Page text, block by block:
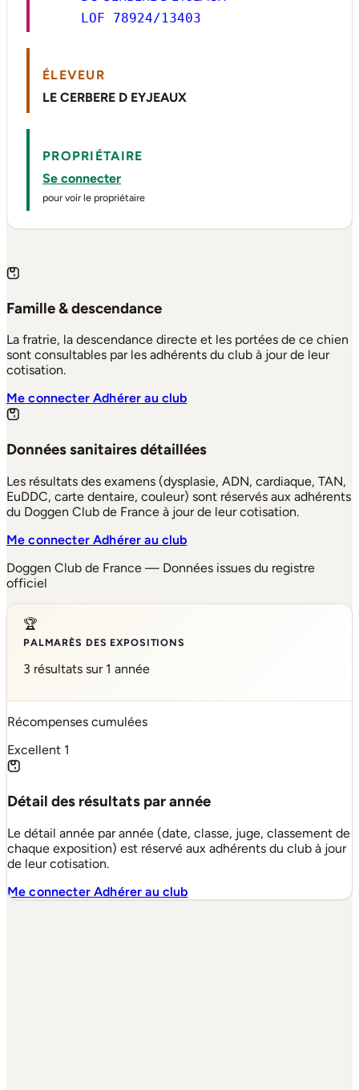
LOF 78924/13403
ÉLEVEUR
LE CERBERE D EYJEAUX
PROPRIÉTAIRE
Se connecter
pour voir le propriétaire
Famille & descendance
La fratrie, la descendance directe et les portées de ce chien
sont consultables par les adhérents du club à jour de leur
cotisation.
Me connecterAdhérer au club
Données sanitaires détaillées
Les résultats des examens (dysplasie, ADN, cardiaque, TAN,
EuDDC, carte dentaire, couleur) sont réservés aux adhérents
du Doggen Club de France à jour de leur cotisation.
Me connecterAdhérer au club
Doggen Club de France — Données issues du registre
officiel
🏆
PALMARÈS DES EXPOSITIONS
3 résultats sur 1 année
Récompenses cumulées
Excellent 1
Détail des résultats par année
Le détail année par année (date, classe, juge, classement de
chaque exposition) est réservé aux adhérents du club à jour
de leur cotisation.
Me connecterAdhérer au club